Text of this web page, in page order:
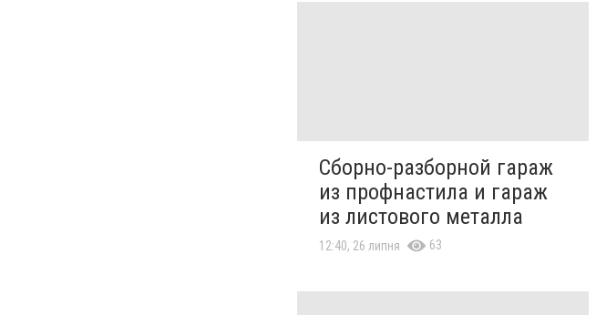
Сборно-разборной гараж
из профнастила и гараж
из листового металла
12:40, 26 липня 63